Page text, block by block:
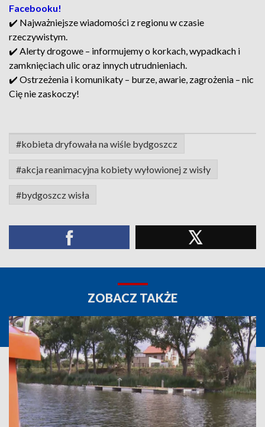
Facebooku!
✔️ Najważniejsze wiadomości z regionu w czasie
rzeczywistym.
✔️ Alerty drogowe – informujemy o korkach, wypadkach i
zamknięciach ulic oraz innych utrudnieniach.
✔️ Ostrzeżenia i komunikaty – burze, awarie, zagrożenia – nic
Cię nie zaskoczy!
#kobieta dryfowała na wiśle bydgoszcz
#akcja reanimacyjna kobiety wyłowionej z wisły
#bydgoszcz wisła
ZOBACZ TAKŻE